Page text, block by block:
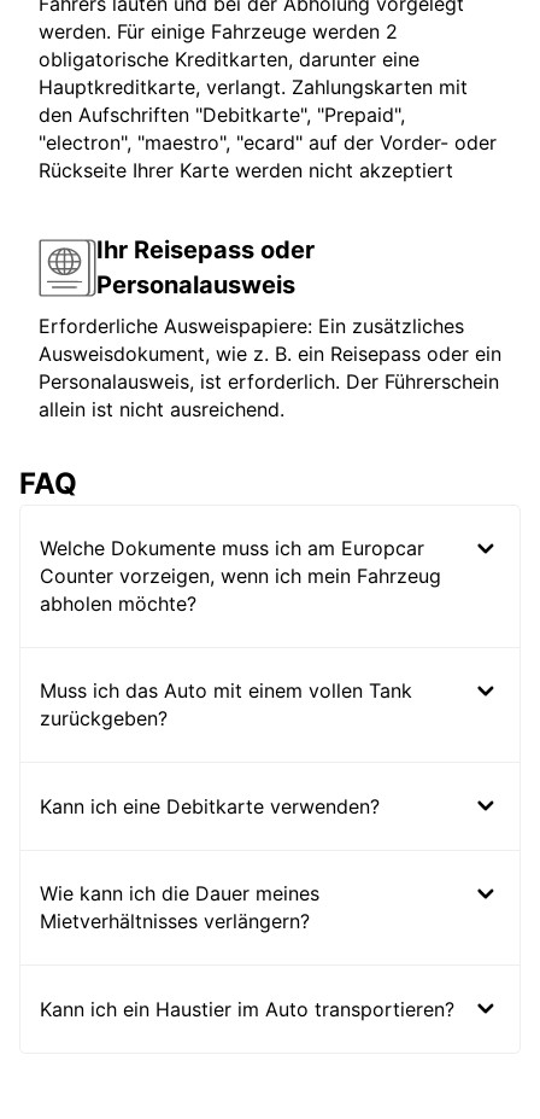
werden. Für einige Fahrzeuge werden 2
obligatorische Kreditkarten, darunter eine
Hauptkreditkarte, verlangt. Zahlungskarten mit
den Aufschriften "Debitkarte", "Prepaid",
"electron", "maestro", "ecard" auf der Vorder- oder
Rückseite Ihrer Karte werden nicht akzeptiert
Ihr Reisepass oder
Personalausweis
Erforderliche Ausweispapiere: Ein zusätzliches
Ausweisdokument, wie z. B. ein Reisepass oder ein
Personalausweis, ist erforderlich. Der Führerschein
allein ist nicht ausreichend.
FAQ
Welche Dokumente muss ich am Europcar
Counter vorzeigen, wenn ich mein Fahrzeug
abholen möchte?
Muss ich das Auto mit einem vollen Tank
zurückgeben?
Kann ich eine Debitkarte verwenden?
Wie kann ich die Dauer meines
Mietverhältnisses verlängern?
Kann ich ein Haustier im Auto transportieren?